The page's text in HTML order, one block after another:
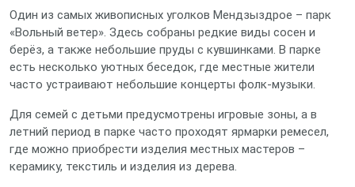
Один из самых живописных уголков Мендзыздрое – парк
«Вольный ветер». Здесь собраны редкие виды сосен и
берёз, а также небольшие пруды с кувшинками. В парке
есть несколько уютных беседок, где местные жители
часто устраивают небольшие концерты фолк‑музыки.
Для семей с детьми предусмотрены игровые зоны, а в
летний период в парке часто проходят ярмарки ремесел,
где можно приобрести изделия местных мастеров –
керамику, текстиль и изделия из дерева.